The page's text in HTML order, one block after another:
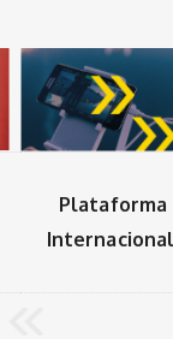
Plataforma